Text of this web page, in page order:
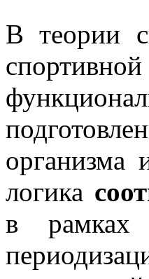
В теории
организма
логика
в рамках